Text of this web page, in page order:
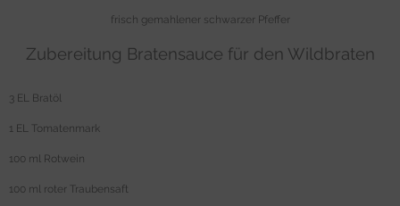
frisch gemahlener schwarzer Pfeffer
Zubereitung Bratensauce für den Wildbraten
3 EL Bratöl
1 EL Tomatenmark
100 ml Rotwein
100 ml roter Traubensaft